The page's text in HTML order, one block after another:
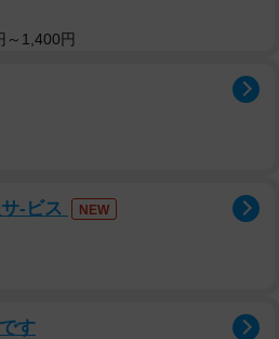
いうのは、身体と心に良い影響を
ンが放出され、そしてそれが習慣
上がる」「立つ」「歩く」、この
方の祖母は死ぬ間際までコレでき
～1,400円
-ビス NEW
す